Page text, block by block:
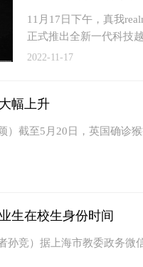
11月17日下午，真我
正式推出全新一代科技
2022-11-17
幅上升
）截至5月20日，英国确诊
生在校生身份时间
孙竞）据上海市教委政务